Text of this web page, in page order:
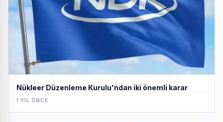
Nükleer Düzenleme Kurulu'ndan iki önemli karar
1 YIL ÖNCE